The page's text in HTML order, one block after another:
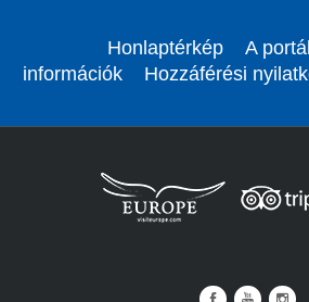
Honlaptérkép A
információk
Hozzáférési